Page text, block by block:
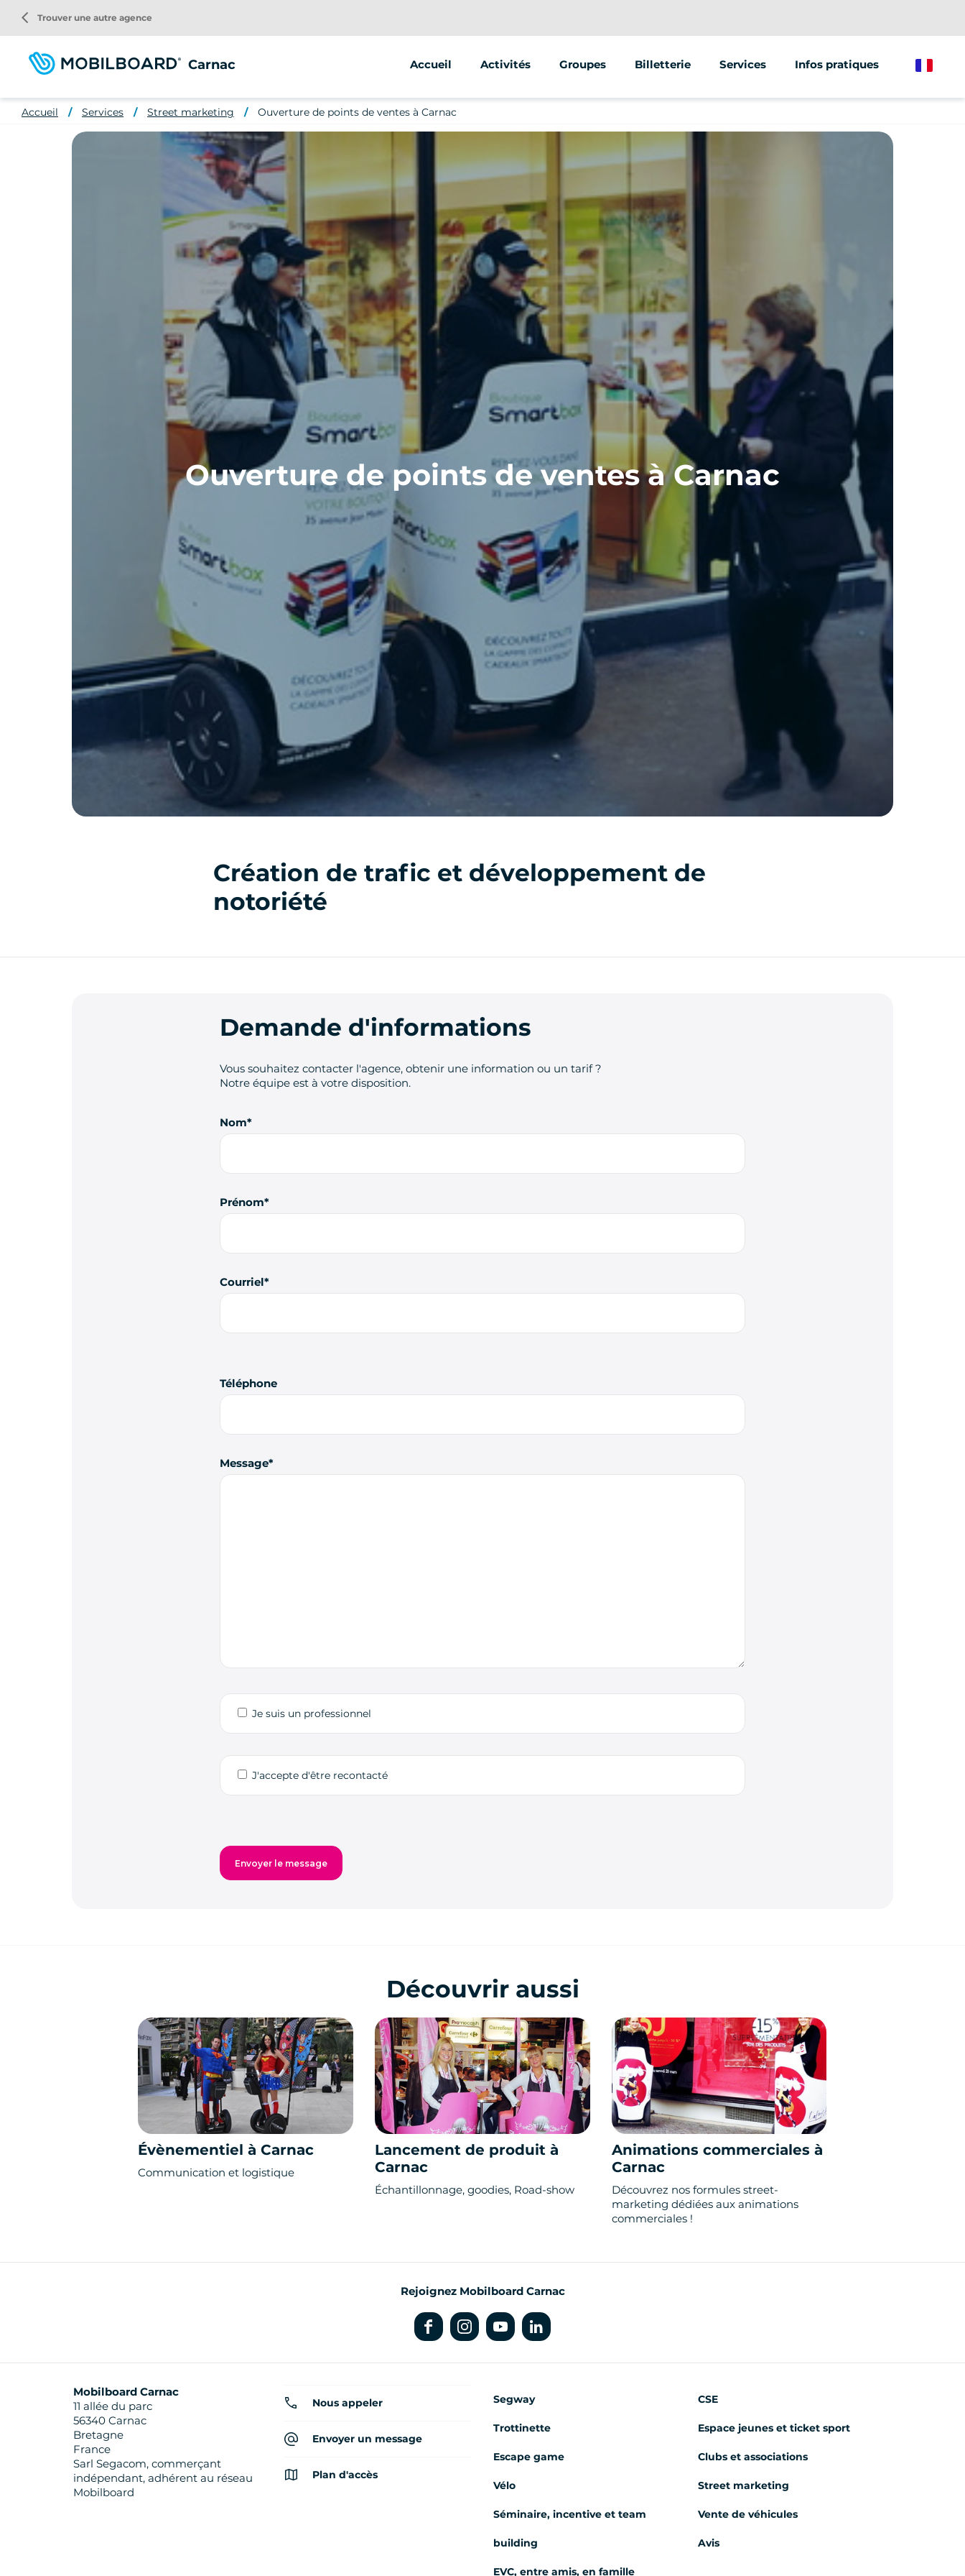
contenu
principal
Carnac Accueil Activités
Segway
Escape game
Vélo
Groupes
Séminaire, incentive et team building
CSE
Espace jeunes et ticket sport
Clubs et associations
Billetterie Services
Street marketing
Infos pratiques
arrow_back_ios Trouver une autre agence
Accueil Services Street marketing Ouverture de points de ventes à Carnac
Ouverture de points de ventes à Carnac
Création de trafic et développement de
notoriété
Demande d'informations
Vous souhaitez contacter l'agence, obtenir une information ou un tarif ?
Notre équipe est à votre disposition.
Nom
Prénom
Courriel
Téléphone
Message
Je suis un professionnel
J'accepte d'être recontacté
Découvrir aussi
Évènementiel à Carnac
Communication et logistique
Lancement de produit à
Carnac
Échantillonnage, goodies, Road-show
Animations commerciales à
Carnac
Découvrez nos formules street-
marketing dédiées aux animations
commerciales !
Rejoignez Mobilboard Carnac
Mobilboard Carnac
11 allée du parc
56340 Carnac
Bretagne
France
Sarl Segacom, commerçant
indépendant, adhérent au réseau
Mobilboard
Nous appeler
Envoyer un message
Plan d'accès
Segway
Trottinette
Escape game
Vélo
Séminaire, incentive et team
building
EVC, entre amis, en famille
CSE
Espace jeunes et ticket sport
Clubs et associations
Street marketing
Vente de véhicules
Avis